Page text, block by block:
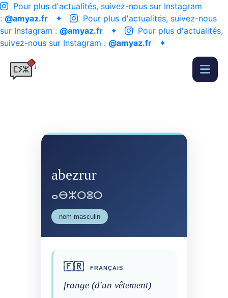
Pour plus d'actualités, suivez-nous sur Instagram
: @amyaz.fr ✦
Pour plus d'actualités, suivez-nous
sur Instagram : @amyaz.fr ✦
Pour plus d'actualités,
suivez-nous sur Instagram : @amyaz.fr ✦
abezrur
ⴰⴱⵣⵔⵓⵔ
nom masculin
🇫🇷 FRANÇAIS
frange (d'un vêtement)